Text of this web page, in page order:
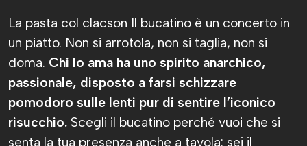
La pasta col clacson Il bucatino è un concerto in
un piatto. Non si arrotola, non si taglia, non si
doma. Chi lo ama ha uno spirito anarchico,
passionale, disposto a farsi schizzare
pomodoro sulle lenti pur di sentire l’iconico
risucchio. Scegli il bucatino perché vuoi che si
senta la tua presenza anche a tavola: sei il